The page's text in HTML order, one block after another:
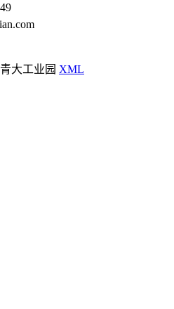
大工业园 XML